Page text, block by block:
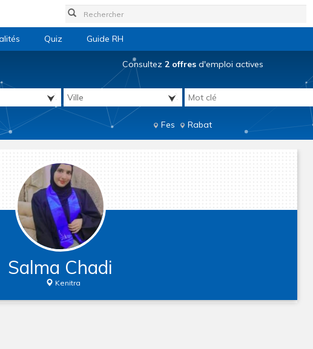
Quiz Guide RH
Consultez 2 offresd'emploi actives
Fes Rabat
Salma Chadi
Kenitra